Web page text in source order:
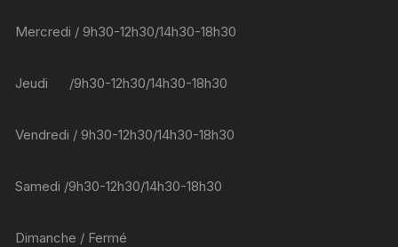
Mercredi / 9h30-12h30/14h30-18h30
Jeudi /9h30-12h30/14h30-18h30
Vendredi / 9h30-12h30/14h30-18h30
Samedi /9h30-12h30/14h30-18h30
Dimanche / Fermé